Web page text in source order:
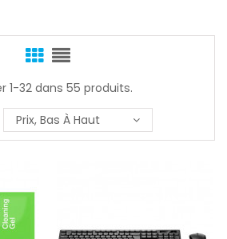
1-32 dans 55 produits.
Prix, Bas À Haut